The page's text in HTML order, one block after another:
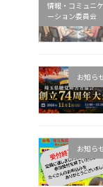
情報・コミュニケ
ーション委員会
お知ら
お知ら